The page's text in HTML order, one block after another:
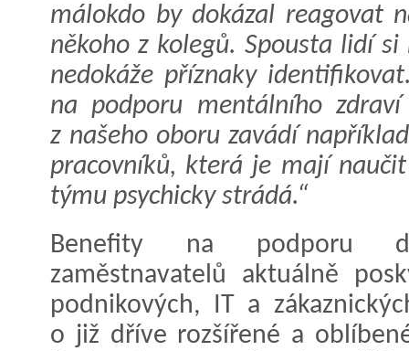
málokdo by dokázal reagovat
někoho z kolegů. Spousta lidí
nedokáže příznaky
na podporu mentálního
z našeho oboru zavádí
pracovníků, která je mají
týmu psychicky strádá.“
Benefity na podporu
zaměstnavatelů aktuálně
podnikových, IT a
o již dříve rozšířené a